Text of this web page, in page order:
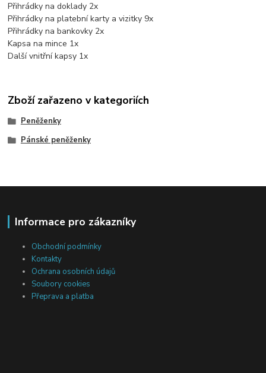
Přihrádky na doklady 2x
Přihrádky na platební karty a vizitky 9x
Přihrádky na bankovky 2x
Kapsa na mince 1x
Další vnitřní kapsy 1x
Zboží zařazeno v kategoriích
Peněženky
Pánské peněženky
Informace pro zákazníky
Obchodní podmínky
Kontakty
Ochrana osobních údajů
Soubory cookies
Přeprava a platba